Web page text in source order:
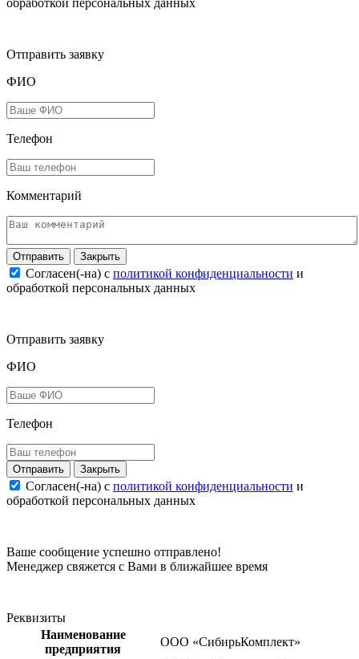
обработкой персональных данных
Отправить заявку
ФИО
Телефон
Комментарий
Закрыть
Согласен(-на) c политикой конфиденциальности и
обработкой персональных данных
Отправить заявку
ФИО
Телефон
Закрыть
Согласен(-на) c политикой конфиденциальности и
обработкой персональных данных
Ваше сообщение успешно отправлено!
Менеджер свяжется с Вами в ближайшее время
Реквизиты
Наименование
предприятия
ООО «СибирьКомплект»